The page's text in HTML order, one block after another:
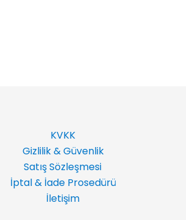
KVKK
Gizlilik & Güvenlik
Satış Sözleşmesi
İptal & İade Prosedürü
İletişim